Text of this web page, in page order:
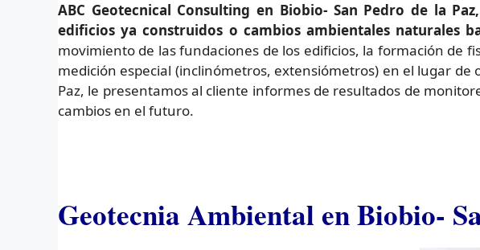
ABC Geotecnical Consulting en Biobio- San Pedro de la
edificios ya construidos o cambios ambientales naturales
movimiento de las fundaciones de los edificios, la formación de
medición especial (inclinómetros, extensiómetros) en el lugar
Paz, le presentamos al cliente informes de resultados de
cambios en el futuro.
Geotecnia Ambiental en Biobio-